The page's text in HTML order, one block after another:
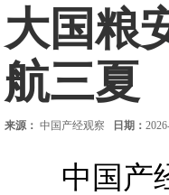
大国粮
航三夏
来源： 中国产经观察 日期：
中国产经